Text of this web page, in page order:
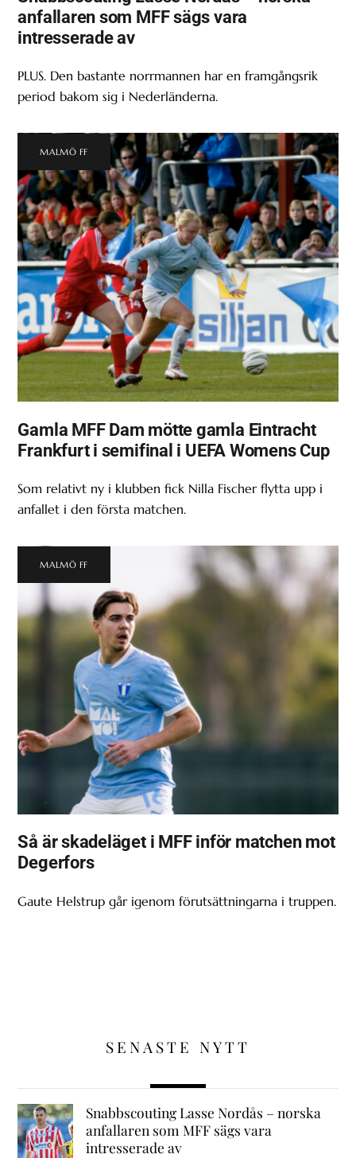
anfallaren som MFF sägs vara
intresserade av
PLUS. Den bastante norrmannen har en framgångsrik
period bakom sig i Nederländerna.
MALMÖ FF
Gamla MFF Dam mötte gamla Eintracht
Frankfurt i semifinal i UEFA Womens Cup
Som relativt ny i klubben fick Nilla Fischer flytta upp i
anfallet i den första matchen.
MALMÖ FF
Så är skadeläget i MFF inför matchen mot
Degerfors
Gaute Helstrup går igenom förutsättningarna i truppen.
SENASTE NYTT
Snabbscouting Lasse Nordås – norska
anfallaren som MFF sägs vara
intresserade av